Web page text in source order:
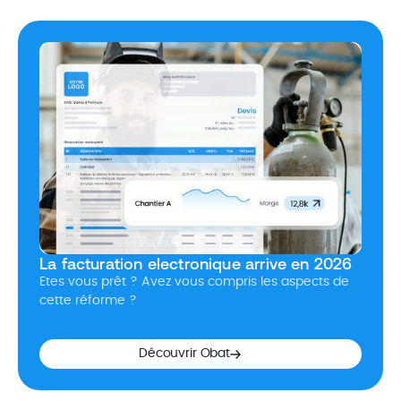
procéder à une adjonction d’activité ou à une modification
La facturation electronique arrive en 2026
Etes vous prêt ? Avez vous compris les aspects de
cette réforme ?
Découvrir Obat